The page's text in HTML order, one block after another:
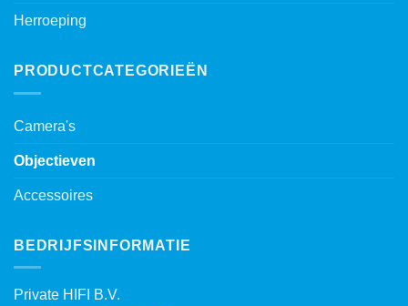
Herroeping
PRODUCTCATEGORIEËN
Camera's
Objectieven
Accessoires
BEDRIJFSINFORMATIE
Private HIFI B.V.